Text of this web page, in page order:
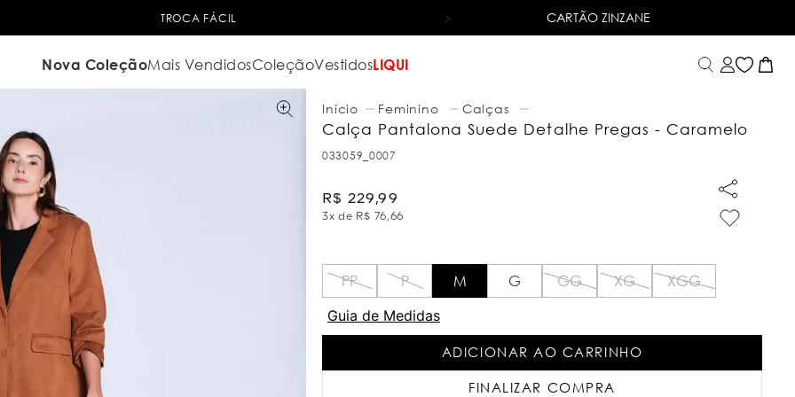
TROCA FÁCIL 6X SEM JUROSNO CARTÃO DE CRÉDITO
CARTÃO ZINZANE
Nova ColeçãoMais VendidosColeçãoVestidosLIQUI
Feminino Calças
Calça Pantalona Suede Detalhe Pregas - Caramelo
033059_0007
R$ 229,99
3x de R$ 76,66
PP P M G GG XG
XGG
Guia de Medidas
ADICIONAR AO CARRINHO
FINALIZAR COMPRA